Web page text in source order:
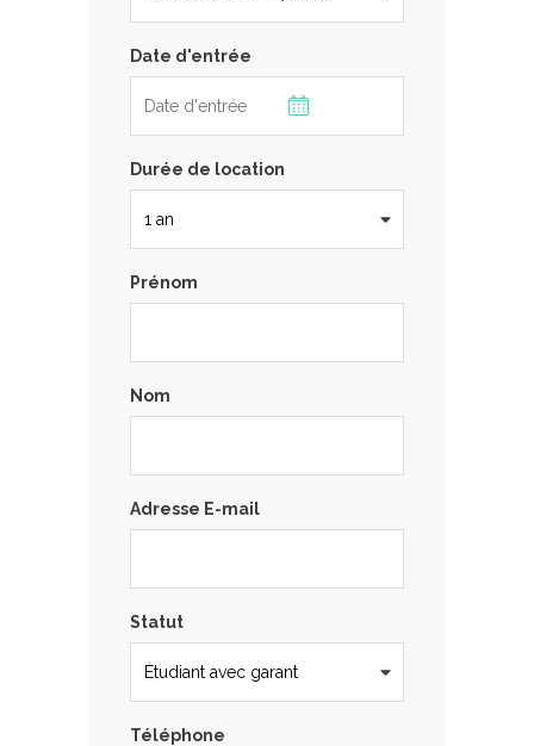
Date d'entrée
Durée de location
Prénom
Nom
Adresse E-mail
Statut
Téléphone